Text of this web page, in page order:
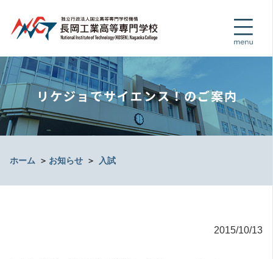
リケジョでサイエンス！のご案内
ホーム ＞ お知らせ ＞ 入試
2015/10/13